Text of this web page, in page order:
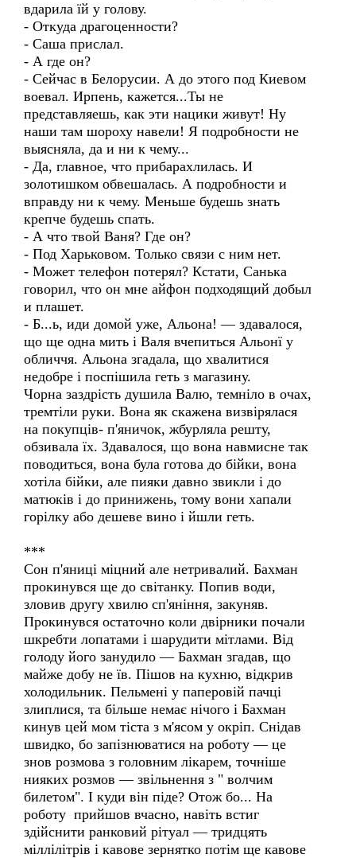
вдарила їй у голову.
- Откуда драгоценности?
- Саша прислал.
- А где он?
- Сейчас в Белорусии. А до этого под Киевом
воевал. Ирпень, кажется...Ты не
представляешь, как эти нацики живут! Ну
наши там шороху навели! Я подробности не
выясняла, да и ни к чему...
- Да, главное, что прибарахлилась. И
золотишком обвешалась. А подробности и
вправду ни к чему. Меньше будешь знать
крепче будешь спать.
- А что твой Ваня? Где он?
- Под Харьковом. Только связи с ним нет.
- Может телефон потерял? Кстати, Санька
говорил, что он мне айфон подходящий добыл
и плашет.
- Б...ь, иди домой уже, Альона! — здавалося,
що ще одна мить і Валя вчепиться Альонї у
обличчя. Альона згадала, що хвалитися
недобре і поспішила геть з магазину.
Чорна заздрість душила Валю, темніло в очах,
тремтіли руки. Вона як скажена визвірялася
на покупців- п'яничок, жбурляла решту,
обзивала їх. Здавалося, що вона навмисне так
поводиться, вона була готова до бійки, вона
хотіла бійки, але пияки давно звикли і до
матюків і до принижень, тому вони хапали
горілку або дешеве вино і йшли геть.
***
Сон п'яниці міцний але нетривалий. Бахман
прокинувся ще до світанку. Попив води,
зловив другу хвилю сп'яніння, закуняв.
Прокинувся остаточно коли двірники почали
шкребти лопатами і шарудити мітлами. Від
голоду його занудило — Бахман згадав, що
майже добу не їв. Пішов на кухню, відкрив
холодильник. Пельмені у паперовій пачці
злиплися, та більше немає нічого і Бахман
кинув цей мом тіста з м'ясом у окріп. Снідав
швидко, бо запізнюватися на роботу — це
знов розмова з головним лікарем, точніше
нияких розмов — звільнення з " волчим
билетом". І куди він піде? Отож бо... На
роботу прийшов вчасно, навіть встиг
здійснити ранковий рітуал — тридцять
міллілітрів і кавове зернятко потім ще кавове